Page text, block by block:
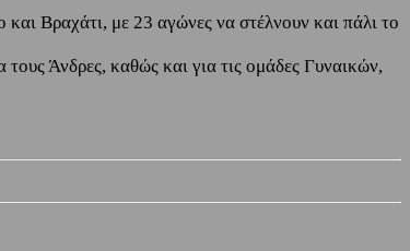
και Βραχάτι, με 23 αγώνες να στέλνουν και πάλι το
Άνδρες, καθώς και για τις ομάδες Γυναικών,